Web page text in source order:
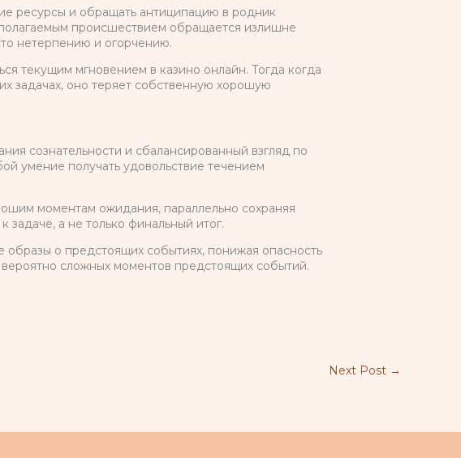
ресурсы и обращать антиципацию в родник
происшествием обращается излишне
нетерпению и огорчению.
текущим мгновением в казино онлайн. Тогда когда
задачах, оно теряет собственную хорошую
сознательности и сбалансированный взгляд по
умение получать удовольствие течением
моментам ожидания, параллельно сохраняя
а не только финальный итог.
о предстоящих событиях, понижая опасность
сложных моментов предстоящих событий.
Next Post →